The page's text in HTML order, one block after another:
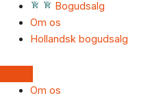
Bogudsalg
Om os
Hollandsk bogudsalg
Om os